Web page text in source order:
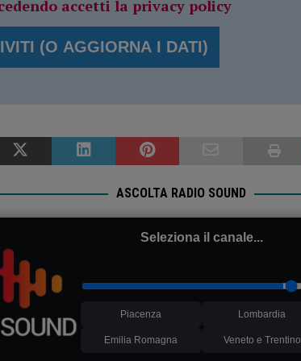
accetti la privacy policy
ASCOLTA RADIO SOUND
Seleziona il canale...
Piacenza Lombardia
Emilia Romagna Veneto e Trentino